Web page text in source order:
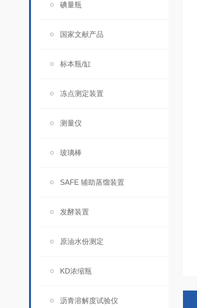
碘量瓶
国家文献产品
标本瓶/缸
冻点测定装置
测量仪
玻璃棒
SAFE 辅助蒸馏装置
发酵装置
原油水份测定
KD浓缩瓶
沥青溶解度试验仪